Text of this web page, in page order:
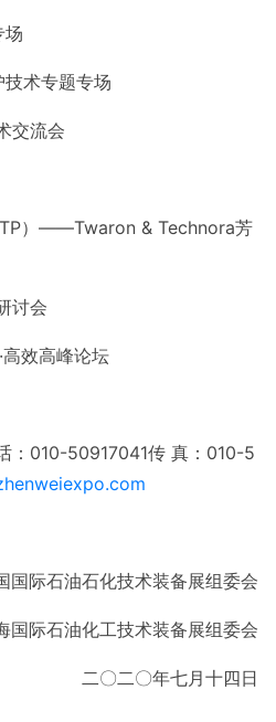
术专题专场
交流会
）——Twaron & Technora芳
讨会
效高峰论坛
：010-50917041传 真： 010-5
国际石油石化技术装备展组委会
国际石油化工技术装备展组委会
二〇二〇年七月十四日